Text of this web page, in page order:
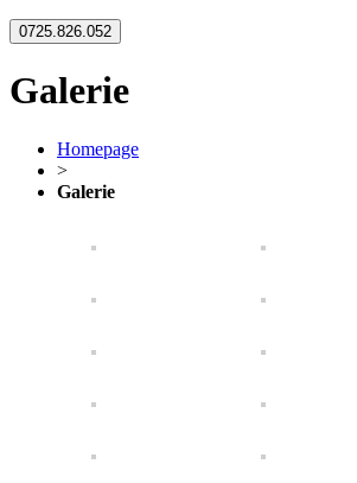
0725.826.052
Galerie
Homepage
>
Galerie